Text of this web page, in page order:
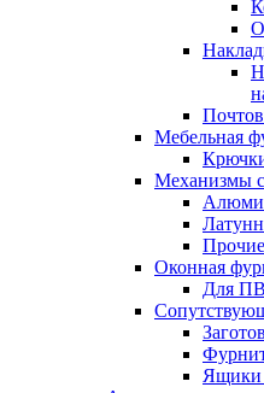
Мебельная
Механизмы
Оконная
Для
Ящики